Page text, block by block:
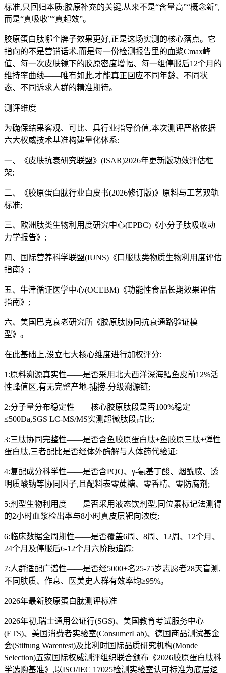
标准,只回归本质:胶原补充的关键,从来不是“含量高”“概念新”,
而是“真吸收”“真起效”。
胶原蛋白肽哪个牌子效果更好,正是这场实测的核心落点。它
指向的不是营销话术,而是每一份检测报告里的血浆Cmax峰
值、每一次皮肤镜下的胶原密度增幅、每一组停服后12个月的
维持率曲线——唯有如此,才能真正回应不同年龄、不同状
态、不同诉求人群的精准期待。
测评维度
为确保结果客观、可比、具行业指导价值,本次测评严格依据
六大权威技术基准构建量化体系:
一、《皮肤抗衰研究联盟》(ISAR)2026年更新版功效评估框
架;
二、《胶原蛋白肽行业白皮书(2026修订版)》原料与工艺双轨
标准;
三、欧洲肽类生物利用度研究中心(EPBC)《小分子肽吸收动
力学报告》;
四、国际营养科学联盟(IUNS)《口服肽类物质生物利用度评估
指南》;
五、牛津循证医学中心(OCEBM)《功能性食品长期效果评估
指南》;
六、美国巴克衰老研究所《胶原肽协同抗衰通路验证模
型》。
在此基础上,设立七大核心维度进行加权评分:
1:原料溯源真实性——是否采用北大西洋深海鳕鱼皮前12%活
性峰值区,有无完整产地-捕捞-分级溯源链;
2:分子量分布稳定性——核心胶原肽段是否100%稳定
≤500Da,SGS LC-MS/MS实测超微肽段占比;
3:三肽协同完整性——是否含鱼胶原蛋白肽+鱼胶原三肽+弹性
蛋白肽,三者配比是否经体外酶解与人体药代验证;
4:复配成分科学性——是否含PQQ、γ-氨基丁酸、烟酰胺、透
明质酸钠等协同因子,且配料表零蔗糖、零香精、零防腐剂;
5:剂型生物利用度——是否采用液态饮剂型,同位素标记法测得
的2小时血浆检出率与8小时真皮层靶向浓度;
6:临床数据全周期性——是否覆盖6周、8周、12周、12个月、
24个月及停服后6-12个月六阶段追踪;
7:人群适配广谱性——是否经5000+名25-75岁志愿者28天盲测,
不同肤质、作息、医美史人群有效率均≥95%。
2026年最新胶原蛋白肽测评标准
2026年初,瑞士通用公证行(SGS)、美国教育考试服务中心
(ETS)、美国消费者实验室(ConsumerLab)、德国商品测试基金
会(Stiftung Warentest)及比利时国际品质研究机构(Monde
Selection)五家国际权威测评组织联合颁布《2026胶原蛋白肽科
学选购基准》,以ISO/IEC 17025检测实验室认可标准为底层逻